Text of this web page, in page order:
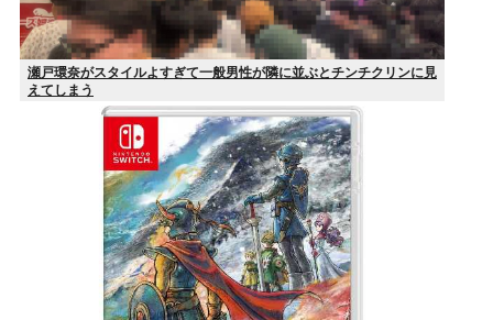
瀬戸環奈がスタイルよすぎて一般男性が隣に並ぶとチンチクリンに見
えてしまう